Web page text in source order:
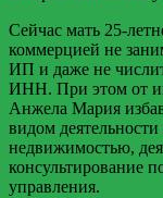
Сейчас мать 25-
коммерцией не
ИП и даже не
ИНН. При этом от
Анжела Мария
видом
недвижимостью,
консультирование
управления.